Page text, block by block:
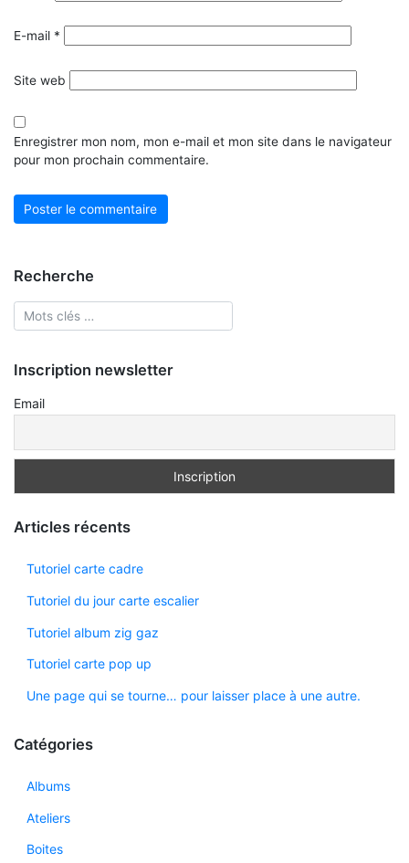
E-mail *
Site web
Enregistrer mon nom, mon e-mail et mon site dans le navigateur
pour mon prochain commentaire.
Recherche
Inscription newsletter
Email
Articles récents
Tutoriel carte cadre
Tutoriel du jour carte escalier
Tutoriel album zig gaz
Tutoriel carte pop up
Une page qui se tourne… pour laisser place à une autre.
Catégories
Albums
Ateliers
Boites